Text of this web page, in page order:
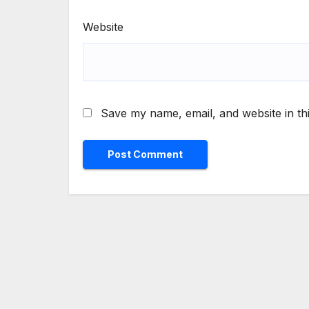
Website
Save my name, email, and website in